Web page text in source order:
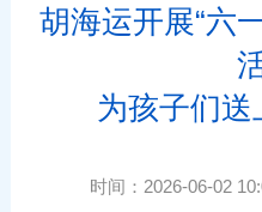
胡海运开展“六
为孩子们
时间： 2026-06-02